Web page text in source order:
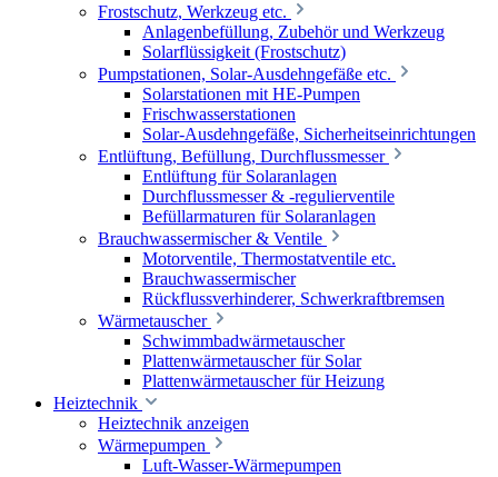
Frostschutz, Werkzeug etc.
Anlagenbefüllung, Zubehör und Werkzeug
Solarflüssigkeit (Frostschutz)
Pumpstationen, Solar-Ausdehngefäße etc.
Solarstationen mit HE-Pumpen
Frischwasserstationen
Solar-Ausdehngefäße, Sicherheitseinrichtungen
Entlüftung, Befüllung, Durchflussmesser
Entlüftung für Solaranlagen
Durchflussmesser & -regulierventile
Befüllarmaturen für Solaranlagen
Brauchwassermischer & Ventile
Motorventile, Thermostatventile etc.
Brauchwassermischer
Rückflussverhinderer, Schwerkraftbremsen
Wärmetauscher
Schwimmbadwärmetauscher
Plattenwärmetauscher für Solar
Plattenwärmetauscher für Heizung
Heiztechnik
Heiztechnik anzeigen
Wärmepumpen
Luft-Wasser-Wärmepumpen